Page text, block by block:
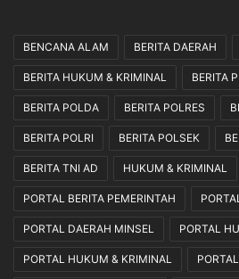
BENCANA ALAM BERITA DAERAH
BERITA HUKUM & KRIMINAL BERITA
BERITA POLDA BERITA POLRES
BERITA POLRI BERITA POLSEK
BERITA TNI AD HUKUM & KRIMINAL
PORTAL BERITA PEMERINTAH
PORTAL DAERAH MINSEL PORTAL
PORTAL HUKUM & KRIMINAL